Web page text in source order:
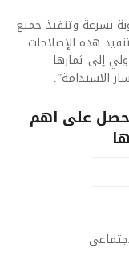
بسرعة وتنفيذ جميع
هذه الإصلاحات
إلى ثمارها
الاستدامة”.​
على اهم